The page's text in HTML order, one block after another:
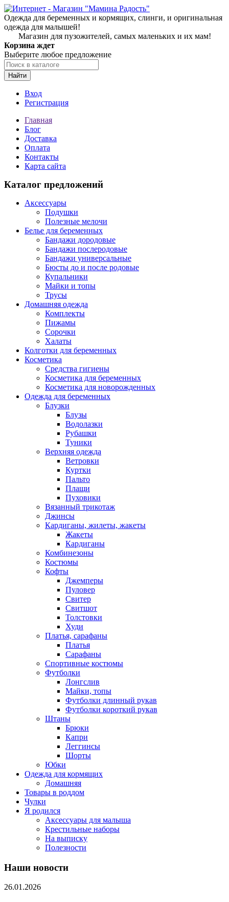
Одежда для беременных и кормящих, слинги, и оригинальная
одежда для малышей!
Магазин для пузожителей, самых маленьких и их мам!
Корзина ждет
Выберите любое предложение
Найти
Вход
Регистрация
Главная
Блог
Доставка
Оплата
Контакты
Карта сайта
Каталог предложений
Аксессуары
Подушки
Полезные мелочи
Белье для беременных
Бандажи дородовые
Бандажи послеродовые
Бандажи универсальные
Бюсты до и после родовые
Купальники
Майки и топы
Трусы
Домашняя одежда
Комплекты
Пижамы
Сорочки
Халаты
Колготки для беременных
Косметика
Cредства гигиены
Косметика для беременных
Косметика для новорожденных
Одежда для беременных
Блузки
Блузы
Водолазки
Рубашки
Туники
Верхняя одежда
Ветровки
Куртки
Пальто
Плащи
Пуховики
Вязанный трикотаж
Джинсы
Кардиганы, жилеты, жакеты
Жакеты
Кардиганы
Комбинезоны
Костюмы
Кофты
Джемперы
Пуловер
Свитер
Свитшот
Толстовки
Худи
Платья, сарафаны
Платья
Сарафаны
Спортивные костюмы
Футболки
Лонгслив
Майки, топы
Футболки длинный рукав
Футболки короткий рукав
Штаны
Брюки
Капри
Леггинсы
Шорты
Юбки
Одежда для кормящих
Домашняя
Товары в роддом
Чулки
Я родился
Аксессуары для малыша
Крестильные наборы
На выписку
Полезности
Наши новости
26.01.2026